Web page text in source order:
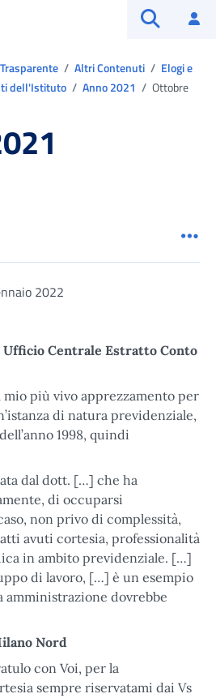
Altri Contenuti
Elogi e
dell'Istituto
Anno 2021
Ottobre
2022
Centrale Estratto Conto
più vivo apprezzamento per
di natura previdenziale,
1998, quindi
dal dott. […] che ha
di occuparsi
non privo di complessità,
avuti cortesia, professionalità
in ambito previdenziale. […]
di lavoro, […] è un esempio
amministrazione dovrebbe
Nord
con Voi, per la
sempre riservatami dai Vs